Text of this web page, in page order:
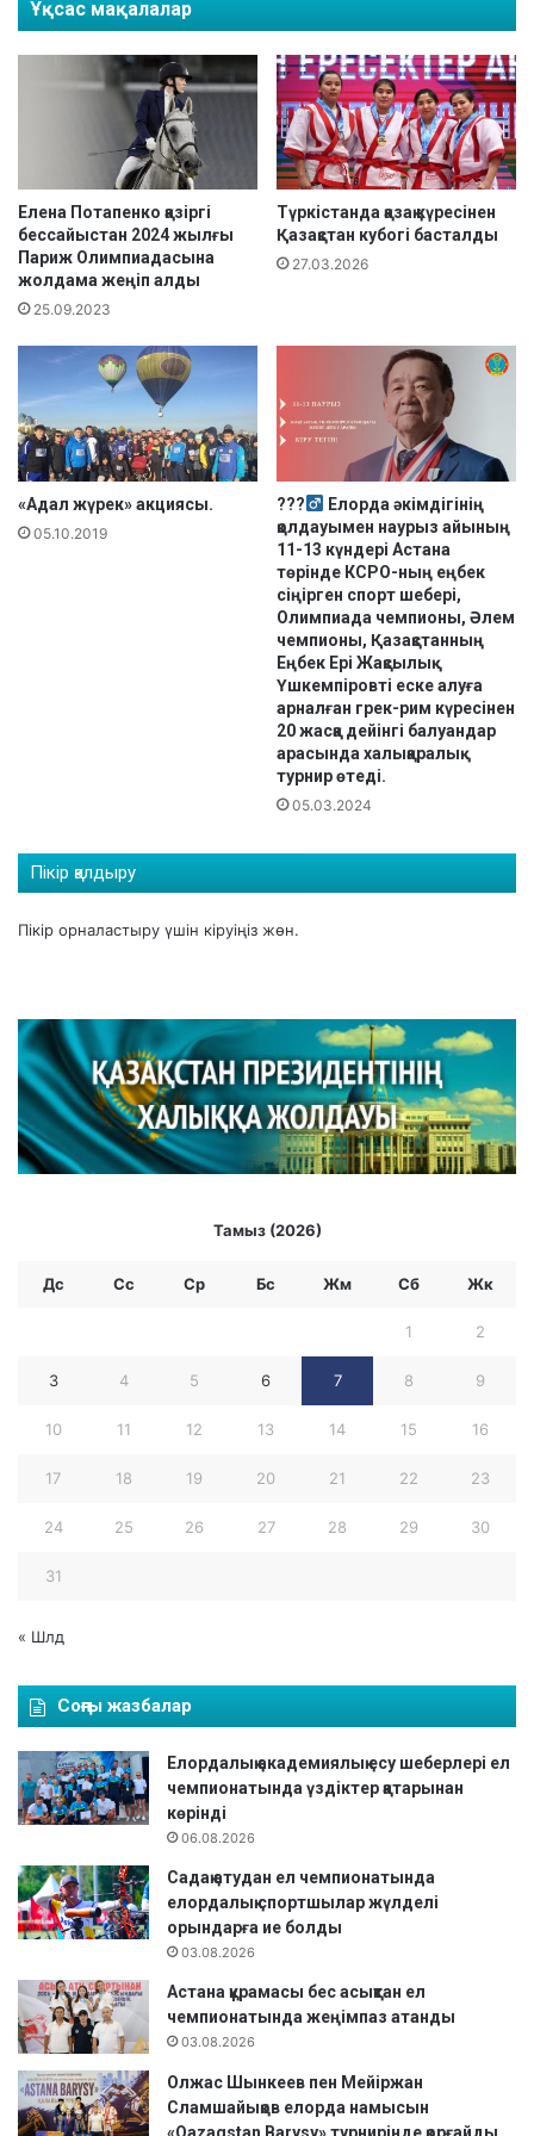
і
з
д
е
ч
н
а
т
ы
н
ы
д
і
г
і
Ұқсас мақалалар
Елена Потапенко қазіргі
бессайыстан 2024 жылғы
Париж Олимпиадасына
жолдама жеңіп алды
25.09.2023
Түркістанда қазақ күресінен
Қазақстан кубогі басталды
27.03.2026
«Адал жүрек» акциясы.
05.10.2019
???‍
Елорда әкімдігінің
қолдауымен наурыз айының
11-13 күндері Астана
төрінде КСРО-ның еңбек
сіңірген спорт шебері,
Олимпиада чемпионы, Әлем
чемпионы, Қазақстанның
Еңбек Ері Жақсылық
Үшкемпіровті еске алуға
арналған грек-рим күресінен
20 жасқа дейінгі балуандар
арасында халықаралық
турнир өтеді.
05.03.2024
Пікір қалдыру
Пікір орналастыру үшін кіруіңіз жөн.
Тамыз (2026)
Дс Сс Ср Бc Жм Сб Жк
1 2
3 4 5 6 7 8 9
10 11 12 13 14 15 16
17 18 19 20 21 22 23
24 25 26 27 28 29 30
31
« Шлд
Соңғы жазбалар
Елордалық академиялық есу шеберлері ел
чемпионатында үздіктер қатарынан
көрінді
06.08.2026
Садақ атудан ел чемпионатында
елордалық спортшылар жүлделі
орындарға ие болды
03.08.2026
Астана құрамасы бес асықтан ел
чемпионатында жеңімпаз атанды
03.08.2026
Олжас Шынкеев пен Мейіржан
Сламшайықов елорда намысын